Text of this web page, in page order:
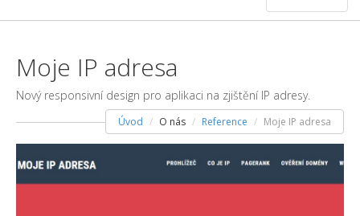
Moje IP adresa
Nový responsivní design pro aplikaci na zjištění IP adresy.
Úvod O nás Reference Moje IP adresa